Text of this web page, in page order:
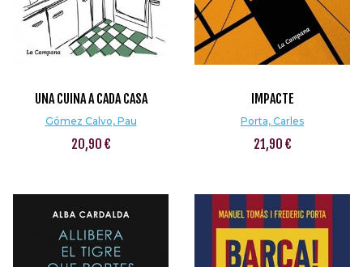
UNA CUINA A CADA CASA
Gómez Calvo, Pau
20,90 €
IMPACTE
Porta, Carles
21,90 €